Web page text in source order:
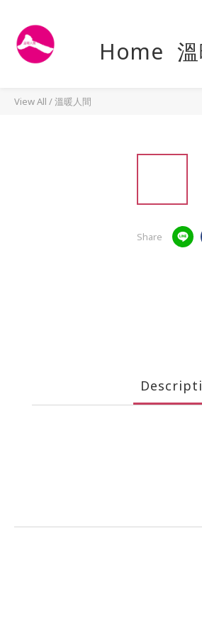
Home
View All /溫暖人間
Share